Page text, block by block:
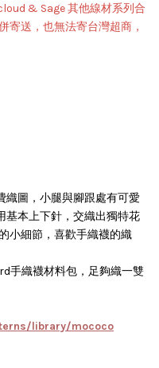
& Sage 其他線材系列合
寄送，也無法寄台灣超商，
織圖，小腿與腳跟處有可愛
本上下針，交織出獨特花
小細節，喜歡手織襪的織
手織襪材料包，足夠織一雙
library/mococo